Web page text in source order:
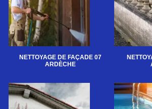
NETTOYAGE DE FAÇADE 07
ARDÈCHE